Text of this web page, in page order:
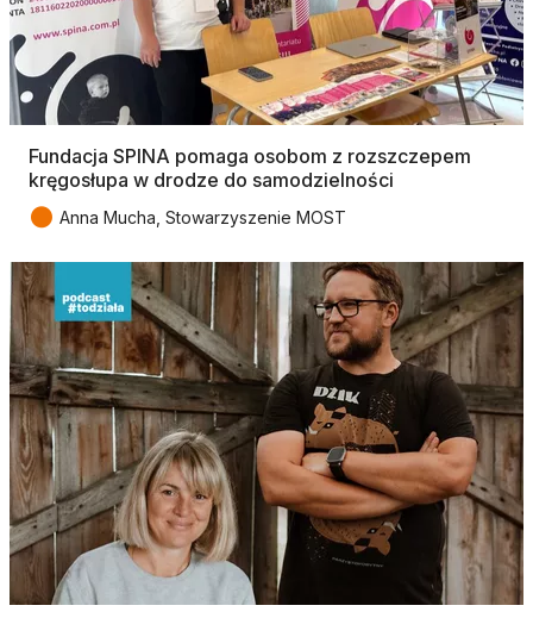
Fundacja SPINA pomaga osobom z rozszczepem
kręgosłupa w drodze do samodzielności
● Anna Mucha, Stowarzyszenie MOST